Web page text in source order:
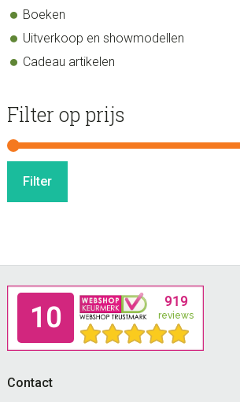
Boeken
Uitverkoop en showmodellen
Cadeau artikelen
Filter op prijs
Filter
Footer
Contact